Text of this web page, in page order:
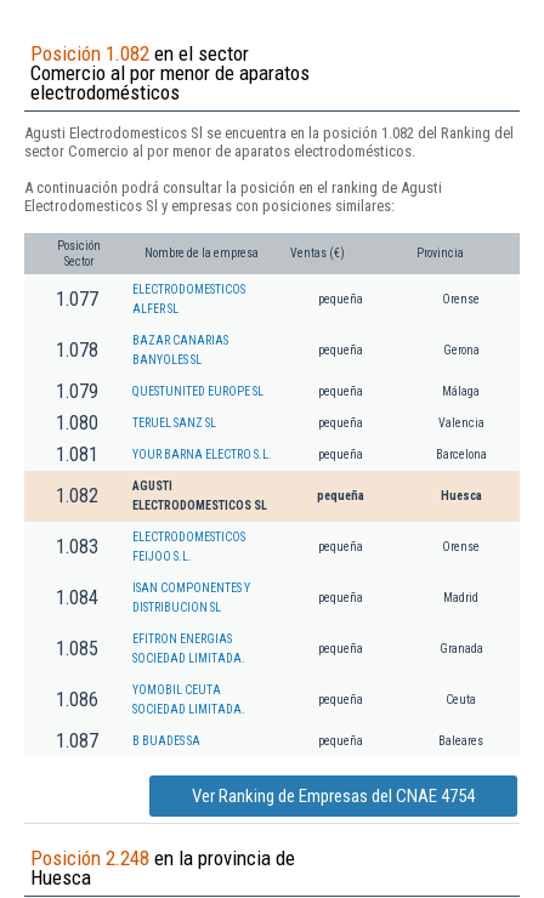
Posición 1.082 en el sector
Comercio al por menor de aparatos
electrodomésticos
Agusti Electrodomesticos Sl se encuentra en la posición 1.082 del Ranking del
sector Comercio al por menor de aparatos electrodomésticos.
A continuación podrá consultar la posición en el ranking de Agusti
Electrodomesticos Sl y empresas con posiciones similares:
Posición
Sector
Nombre de la empresa Ventas (€) Provincia
1.077
ELECTRODOMESTICOS
ALFER SL
pequeña Orense
1.078
BAZAR CANARIAS
BANYOLES SL
pequeña Gerona
1.079 QUESTUNITED EUROPE SL pequeña Málaga
1.080 TERUEL SANZ SL pequeña Valencia
1.081 YOUR BARNA ELECTRO S.L. pequeña Barcelona
1.082
AGUSTI
ELECTRODOMESTICOS SL
pequeña Huesca
1.083
ELECTRODOMESTICOS
FEIJOO S.L.
pequeña Orense
1.084
ISAN COMPONENTES Y
DISTRIBUCION SL
pequeña Madrid
1.085
EFITRON ENERGIAS
SOCIEDAD LIMITADA.
pequeña Granada
1.086
YOMOBIL CEUTA
SOCIEDAD LIMITADA.
pequeña Ceuta
1.087 B BUADES SA pequeña Baleares
Ver Ranking de Empresas del CNAE 4754
Posición 2.248 en la provincia de
Huesca